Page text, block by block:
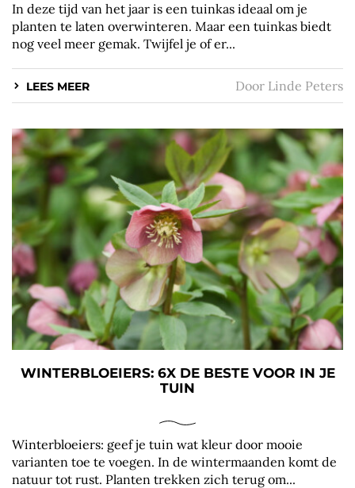
In deze tijd van het jaar is een tuinkas ideaal om je
planten te laten overwinteren. Maar een tuinkas biedt
nog veel meer gemak. Twijfel je of er...
LEES MEER Door Linde Peters
WINTERBLOEIERS: 6X DE BESTE VOOR IN JE
TUIN
Winterbloeiers: geef je tuin wat kleur door mooie
varianten toe te voegen. In de wintermaanden komt de
natuur tot rust. Planten trekken zich terug om...